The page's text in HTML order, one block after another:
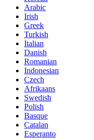
Arabic
Irish
Greek
Turkish
Italian
Danish
Romanian
Indonesian
Czech
Afrikaans
Swedish
Polish
Basque
Catalan
Esperanto